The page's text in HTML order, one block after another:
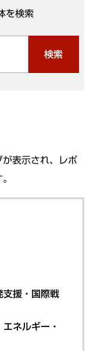
を検索
検索
表示され、レポ
支援・国際戦
ネルギー・